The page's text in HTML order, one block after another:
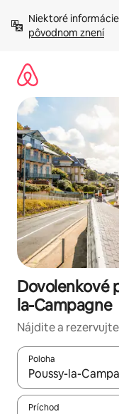
obsah.
Niektoré
pôvodnom znení
Dovolenkové
la-Campagne
Nájdite a
Poloha
Keď budú
Príchod